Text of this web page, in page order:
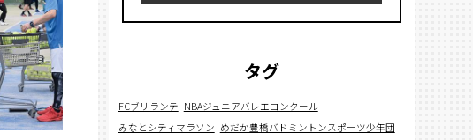
タグ
FCブリランテ NBAジュニアバレエコンクール
みなとシティマラソン めだか豊橋バドミントンスポーツ少年団